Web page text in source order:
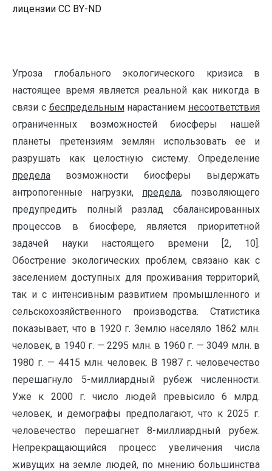
лицензии CC BY-ND
Угроза глобального экологического кризиса в
настоящее время является реальной как никогда в
связи с беспредельнымнарастанием несоответствия
ограниченных возможностей биосферы нашей
планеты претензиям землян использовать ее и
разрушать как целостную систему. Определение
предела возможности биосферы выдержать
антропогенные нагрузки, предела, позволяющего
предупредить полный разлад сбалансированных
процессов в биосфере, является приоритетной
задачей науки настоящего времени [2, 10].
Обострение экологических проблем, связано как с
заселени­ем доступных для проживания территорий,
так и с интенсивным развитием промышленного и
сельскохозяйственного производст­ва. Статистика
пока­зывает, что в 1920 г. Землю населяло 1862 млн.
человек, в 1940 г. — 2295 млн. в 1960 г. — 3049 млн. в
1980 г. — 4415 млн. человек. В 1987 г. человечество
перешагнуло 5-миллиардный рубеж численности.
Уже к 2000 г. число людей превысило 6 млрд.
человек, и демографы предполагают, что к 2025 г.
человечество перешагнет 8-миллиардный рубеж.
Непрекращающийся процесс увеличения числа
живущих на земле людей, по мнению большин­ства